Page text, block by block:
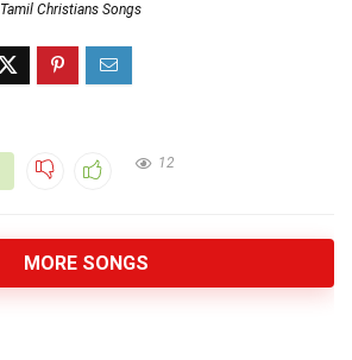
Tamil Christians Songs
12
MORE SONGS